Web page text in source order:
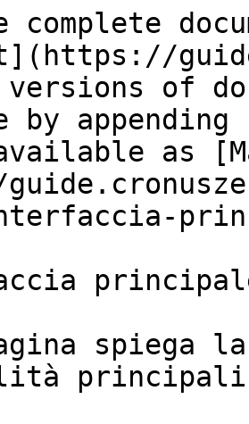
complete
versions of
by
as
spiega
principali